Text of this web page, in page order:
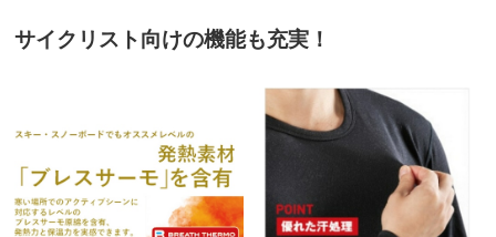
サイクリスト向けの機能も充実！